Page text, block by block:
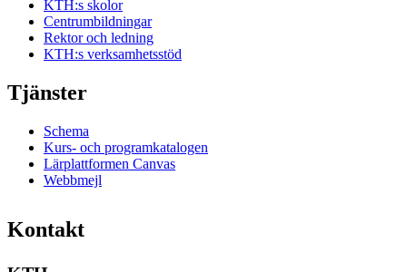
KTH:s skolor
Centrumbildningar
Rektor och ledning
KTH:s verksamhetsstöd
Tjänster
Schema
Kurs- och programkatalogen
Lärplattformen Canvas
Webbmejl
Kontakt